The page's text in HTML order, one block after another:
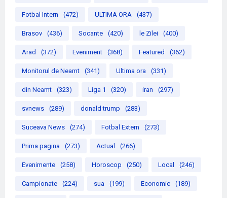
Fotbal Intern (472) ULTIMA ORA (437)
Brasov (436) Socante (420) le Zilei (400)
Arad (372) Eveniment (368) Featured (362)
Monitorul de Neamt (341) Ultima ora (331)
din Neamt (323) Liga 1 (320) iran (297)
svnews (289) donald trump (283)
Suceava News (274) Fotbal Extern (273)
Prima pagina (273) Actual (266)
Evenimente (258) Horoscop (250) Local (246)
Campionate (224) sua (199) Economic (189)